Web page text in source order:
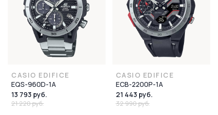
CASIO EDIFICE
EQS-960D-1A
13 793 руб.
21 220 руб.
CASIO EDIFICE
ECB-2200P-1A
21 443 руб.
32 990 руб.